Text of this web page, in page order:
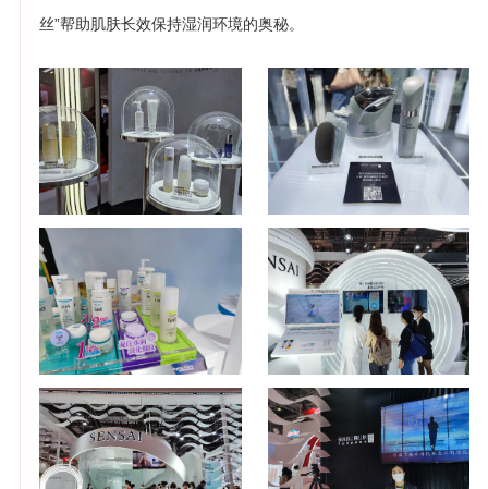
丝”帮助肌肤长效保持湿润环境的奥秘。